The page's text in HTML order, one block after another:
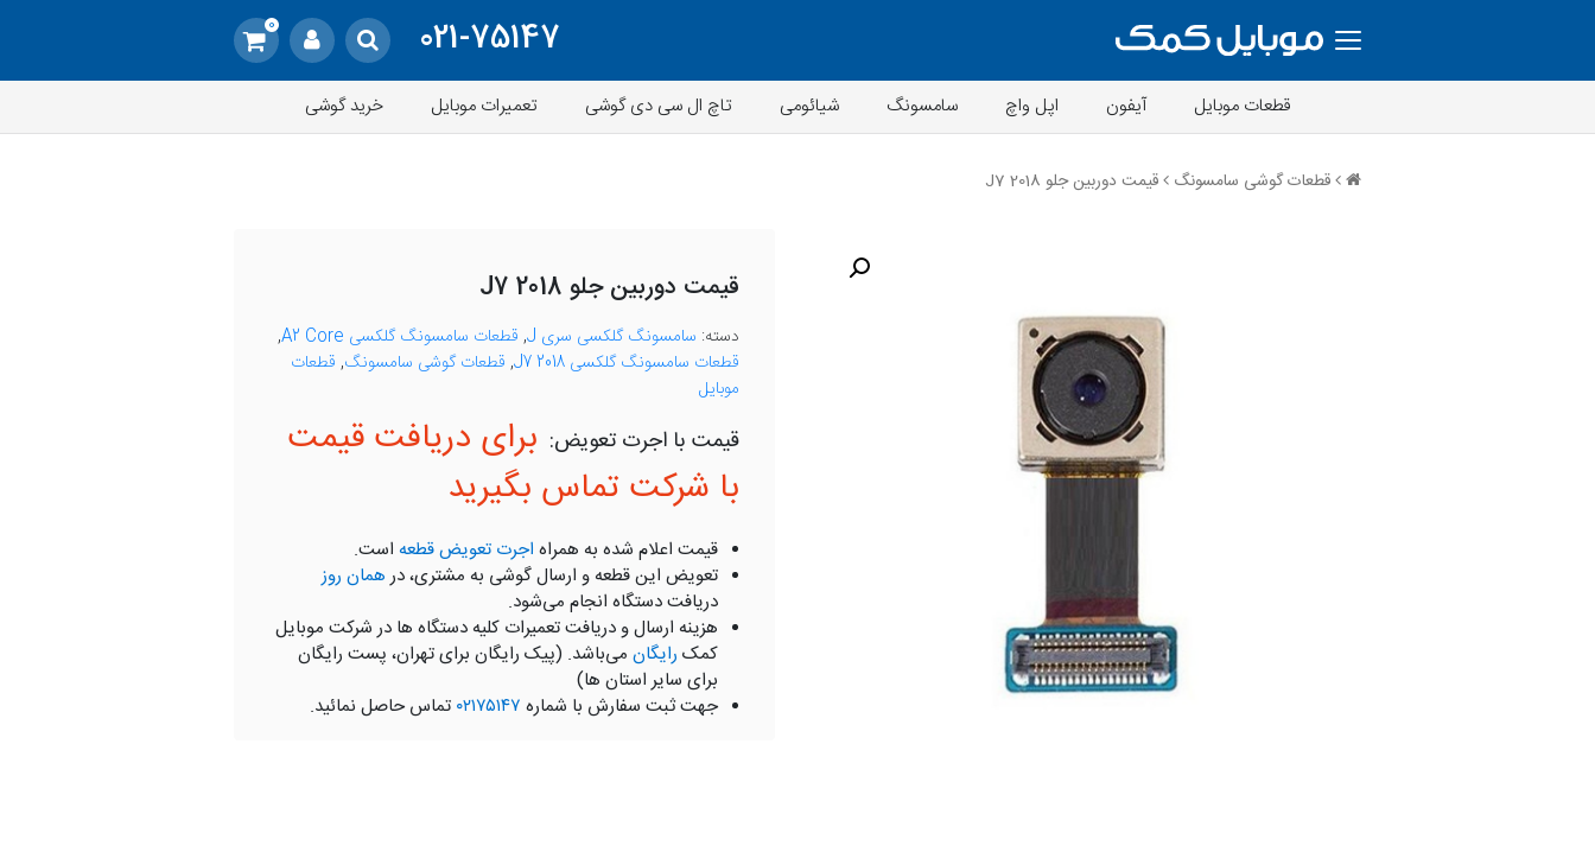
021-75147
0
قطعات موبایل آیفون اپل واچ سامسونگ شیائومی تاچ ال سی دی گوشی تعمیرات موبایل خرید گوشی
قطعات گوشی سامسونگ قیمت دوربین جلو J7 2018
قیمت دوربین جلو J7 2018
دسته: سامسونگ گلکسی سری J , قطعات سامسونگ گلکسی A2 Core
,
قطعات سامسونگ گلکسی J7 2018
, قطعات گوشی سامسونگ, قطعات
موبایل
برای دریافت قیمت
با شرکت تماس بگیرید
قیمت اعلام شده به همراه اجرت تعویض قطعه است.
تعویض این قطعه و ارسال گوشی به مشتری، درهمان روز
دریافت دستگاه انجام می‌شود.
هزینه ارسال و دریافت تعمیرات کلیه دستگاه ها در شرکت موبایل
کمک رایگان می‌باشد. (پیک رایگان برای تهران، پست رایگان
برای سایر استان ها)
جهت ثبت سفارش با شماره ۰۲۱۷۵۱۴۷ تماس حاصل نمائید.